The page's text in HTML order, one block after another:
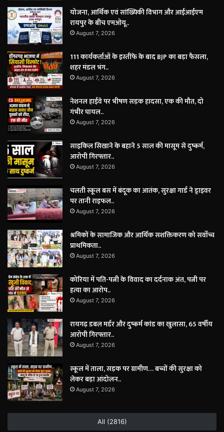
योजना, आर्थिक एवं सांख्यिकी विभाग और आईआईएम
रायपुर के बीच एमओयू..
August 7, 2026
111 कार्यकर्ताओं के इस्तीफे के बाद BJP का बड़ा फैसला,
शहर मंडल भंग..
August 7, 2026
नेशनल हाईवे पर भीषण सड़क हादसा, एक की मौत, दो
गंभीर घायल..
August 7, 2026
साइकिल सिखाने के बहाने 5 साल की मासूम से दुष्कर्म,
आरोपी गिरफ्तार..
August 7, 2026
चलती स्कूल बस में बंदूक का आतंक, सुरक्षा गार्ड ने ड्राइवर
पर तानी राइफल..
August 7, 2026
श्रमिकों के सामाजिक और आर्थिक सशक्तिकरण को सर्वाेच्च
प्राथमिकता..
August 7, 2026
कोरिया में पति-पत्नी के विवाद का दर्दनाक अंत, पत्नी पर
हत्या का आरोप..
August 7, 2026
रायगढ़ डबल मर्डर और दुष्कर्म कांड का खुलासा, 65 वर्षीय
आरोपी गिरफ्तार..
August 7, 2026
स्कूल में ताला, सड़क पर ग्रामीण… बच्चों की सुरक्षा को
लेकर बड़ा आंदोलन..
August 7, 2026
All (2816)